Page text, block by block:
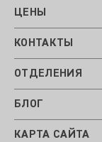
ЦЕНЫ
КОНТАКТЫ
ОТДЕЛЕНИЯ
БЛОГ
КАРТА САЙТА